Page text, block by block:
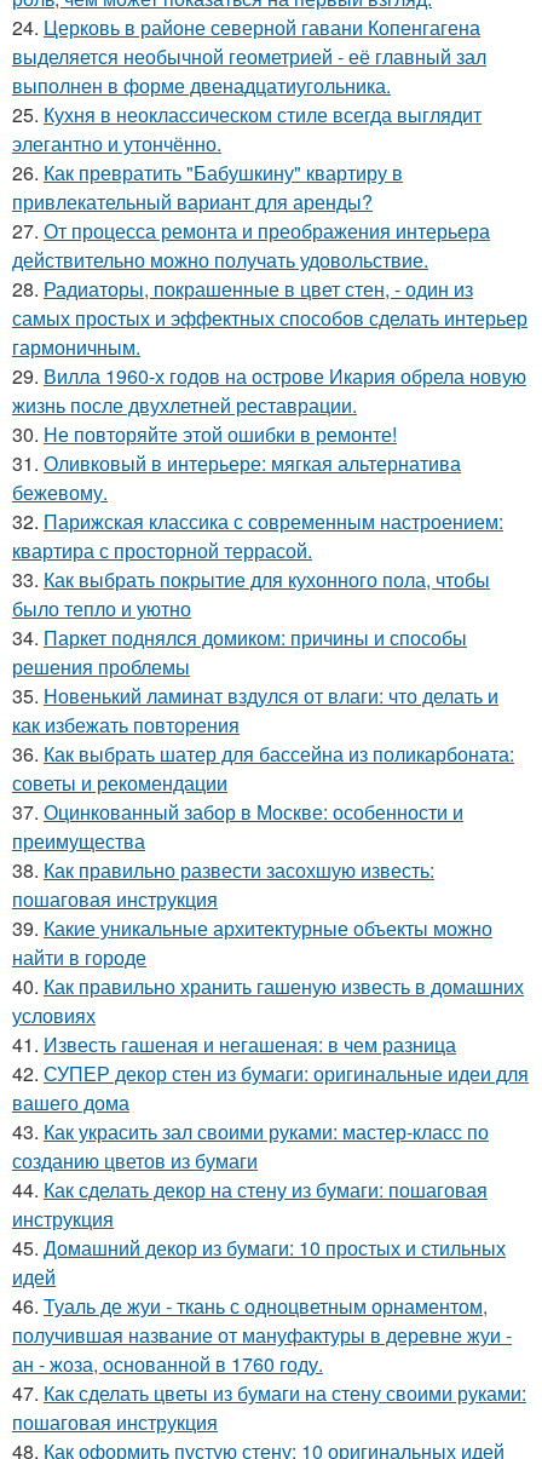
24. Церковь в районе северной гавани Копенгагена
выделяется необычной геометрией - её главный зал
выполнен в форме двенадцатиугольника.
25. Кухня в неоклассическом стиле всегда выглядит
элегантно и утончённо.
26. Как превратить "Бабушкину" квартиру в
привлекательный вариант для аренды?
27. От процесса ремонта и преображения интерьера
действительно можно получать удовольствие.
28. Радиаторы, покрашенные в цвет стен, - один из
самых простых и эффектных способов сделать интерьер
гармоничным.
29. Вилла 1960-х годов на острове Икария обрела новую
жизнь после двухлетней реставрации.
30. Не повторяйте этой ошибки в ремонте!
31. Оливковый в интерьере: мягкая альтернатива
бежевому.
32. Парижская классика с современным настроением:
квартира с просторной террасой.
33. Как выбрать покрытие для кухонного пола, чтобы
было тепло и уютно
34. Паркет поднялся домиком: причины и способы
решения проблемы
35. Новенький ламинат вздулся от влаги: что делать и
как избежать повторения
36. Как выбрать шатер для бассейна из поликарбоната:
советы и рекомендации
37. Оцинкованный забор в Москве: особенности и
преимущества
38. Как правильно развести засохшую известь:
пошаговая инструкция
39. Какие уникальные архитектурные объекты можно
найти в городе
40. Как правильно хранить гашеную известь в домашних
условиях
41. Известь гашеная и негашеная: в чем разница
42. СУПЕР декор стен из бумаги: оригинальные идеи для
вашего дома
43. Как украсить зал своими руками: мастер-класс по
созданию цветов из бумаги
44. Как сделать декор на стену из бумаги: пошаговая
инструкция
45. Домашний декор из бумаги: 10 простых и стильных
идей
46. Туаль де жуи - ткань с одноцветным орнаментом,
получившая название от мануфактуры в деревне жуи -
ан - жоза, основанной в 1760 году.
47. Как сделать цветы из бумаги на стену своими руками:
пошаговая инструкция
48. Как оформить пустую стену: 10 оригинальных идей